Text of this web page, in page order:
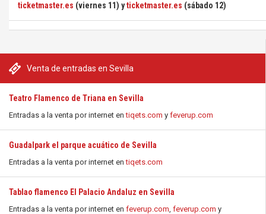
Venta de entradas en Sevilla
Teatro Flamenco de Triana en Sevilla
Entradas a la venta por internet entiqets.com y feverup.com
Guadalpark el parque acuático de Sevilla
Entradas a la venta por internet entiqets.com
Tablao flamenco El Palacio Andaluz en Sevilla
Entradas a la venta por internet en feverup.com, feverup.com y
ticketmaster.es (viernes 11) yticketmaster.es (sábado 12)